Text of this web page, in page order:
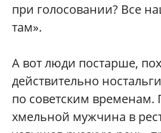
при голосовании? Все
там».
А вот люди постарше,
действительно
по советским
хмельной мужчина в